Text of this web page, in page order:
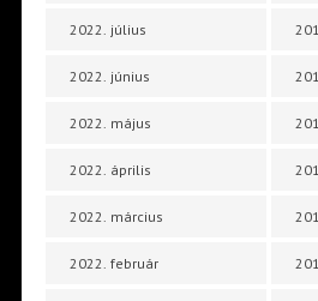
2022. július
2022. június
2022. május
2022. április
2022. március
2022. február